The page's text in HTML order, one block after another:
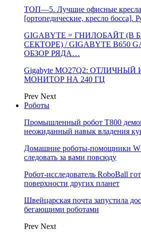
ТОП—5. Лучшие офисные кресла
[ортопедические, кресло босса].
GIGABYTE = ГНИЛОБАЙТ
СЕКТОРЕ) / GIGABYTE B650
ОБЗОР РЯДА…
Gigabyte MO27Q2: ОТЛИЧНЫЙ
МОНИТОР НА 240 ГЦ
Prev Next
Роботы
Промышленный робот Т800
неожиданный навык владения
Домашние роботы-помощники
следовать за вами повсюду
Робот-исследователь RoboBall
поверхности других планет
Швейцарская почта запустила
бегающими роботами
Prev Next